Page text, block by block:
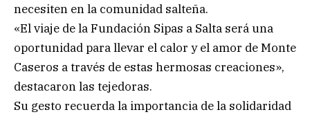
necesiten en la comunidad salteña.
«El viaje de la Fundación Sipas a Salta será una
oportunidad para llevar el calor y el amor de Monte
Caseros a través de estas hermosas creaciones»,
destacaron las tejedoras.
Su gesto recuerda la importancia de la solidaridad